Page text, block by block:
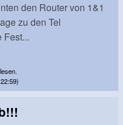
den Router von 1&1
zu den Tel
Fest...